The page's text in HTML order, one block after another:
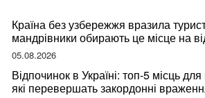
Країна без узбережжя вразила
мандрівники обирають це місце на
05.08.2026
Відпочинок в Україні: топ-5 місць для
які перевершать закордонні